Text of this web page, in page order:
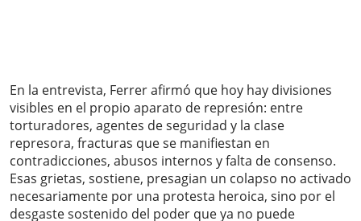
En la entrevista, Ferrer afirmó que hoy hay divisiones
visibles en el propio aparato de represión: entre
torturadores, agentes de seguridad y la clase
represora, fracturas que se manifiestan en
contradicciones, abusos internos y falta de consenso.
Esas grietas, sostiene, presagian un colapso no activado
necesariamente por una protesta heroica, sino por el
desgaste sostenido del poder que ya no puede